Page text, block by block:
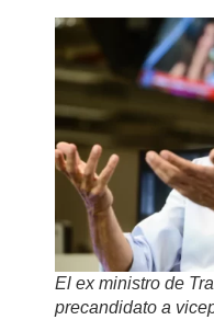
El ex ministro de
precandidato a